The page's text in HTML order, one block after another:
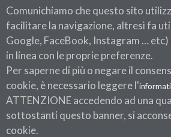
Comunichiamo che questo sito
facilitare la navigazione, altresì fa
Google, FaceBook, Instagram …
in linea con le proprie preferenze.
Per saperne di più o negare il
cookie, è necessario leggere l'
ATTENZIONE accedendo ad una
sottostanti questo banner, si
cookie.